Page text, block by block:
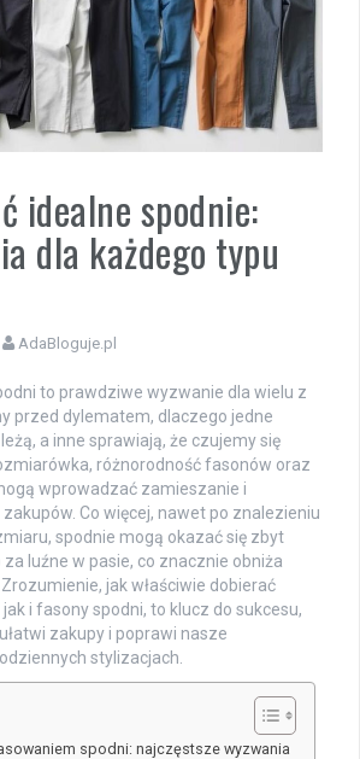
idealne spodnie:
dla każdego typu
AdaBloguje.pl
to prawdziwe wyzwanie dla wielu z
przed dylematem, dlaczego jedne
a inne sprawiają, że czujemy się
różnorodność fasonów oraz
wprowadzać zamieszanie i
Co więcej, nawet po znalezieniu
spodnie mogą okazać się zbyt
luźne w pasie, co znacznie obniża
jak właściwie dobierać
i fasony spodni, to klucz do sukcesu,
zakupy i poprawi nasze
stylizacjach.
spodni: najczęstsze wyzwania